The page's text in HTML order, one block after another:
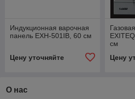
Индукционная варочная
панель EXH-501IB, 60 см
Цену уточняйте
см
Цену
О нас